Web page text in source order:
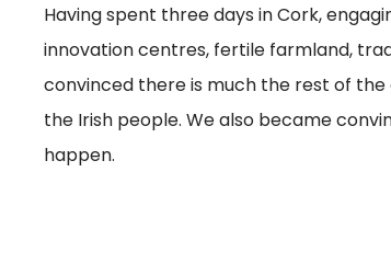
Having spent three days in Cork,
innovation centres, fertile farmland,
convinced there is much the rest of
the Irish people. We also became
happen.